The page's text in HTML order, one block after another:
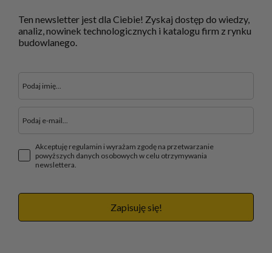
Ten newsletter jest dla Ciebie! Zyskaj dostęp do wiedzy,
analiz, nowinek technologicznych i katalogu firm z rynku
budowlanego.
Akceptuję regulamin i wyrażam zgodę na przetwarzanie
powyższych danych osobowych w celu otrzymywania
newslettera.
Zapisuję się!